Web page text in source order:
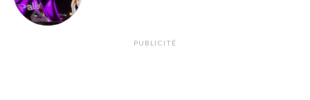
PUBLICITÉ